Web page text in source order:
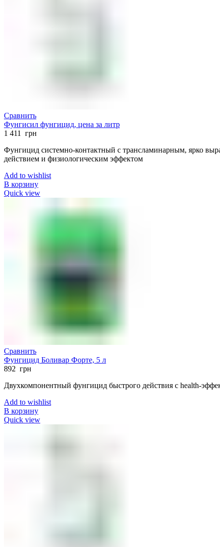
Сравнить
Фунгисил фунгицид, цена за литр
1 411
грн
Фунгицид системно-контактный с трансламинарным, ярко
действием и физиологическим эффектом
Add to wishlist
В корзину
Quick view
Сравнить
Фунгицид Боливар Форте, 5 л
892 грн
Двухкомпонентный фунгицид быстрого действия с health-
Add to wishlist
В корзину
Quick view